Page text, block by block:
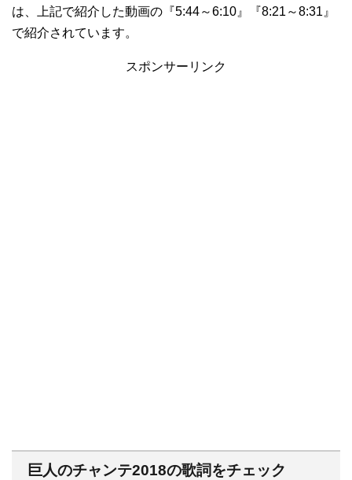
は、上記で紹介した動画の『5:44～6:10』『8:21～8:31』
で紹介されています。
スポンサーリンク
巨人のチャンテ2018の歌詞をチェック